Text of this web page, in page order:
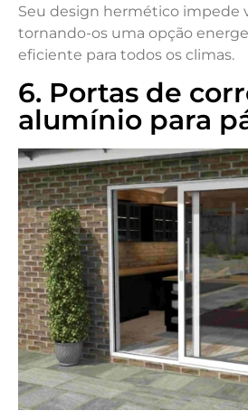
Seu design hermético impede
tornando-os uma opção
eficiente para todos os climas.
6. Portas de
alumínio para